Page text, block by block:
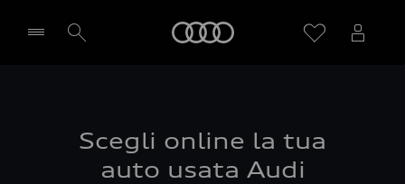
Scegli online la tua
auto usata Audi